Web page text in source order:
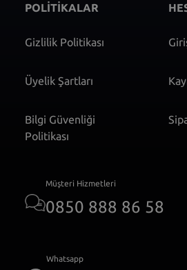
POLİTİKALAR
Gizlilik Politikası
Üyelik Şartları
Bilgi Güvenliği
Politikası
Müşteri Hizmetleri
0850 888 86 58
Whatsapp